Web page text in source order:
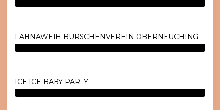
FAHNAWEIH BURSCHENVEREIN OBERNEUCHING
ICE ICE BABY PARTY